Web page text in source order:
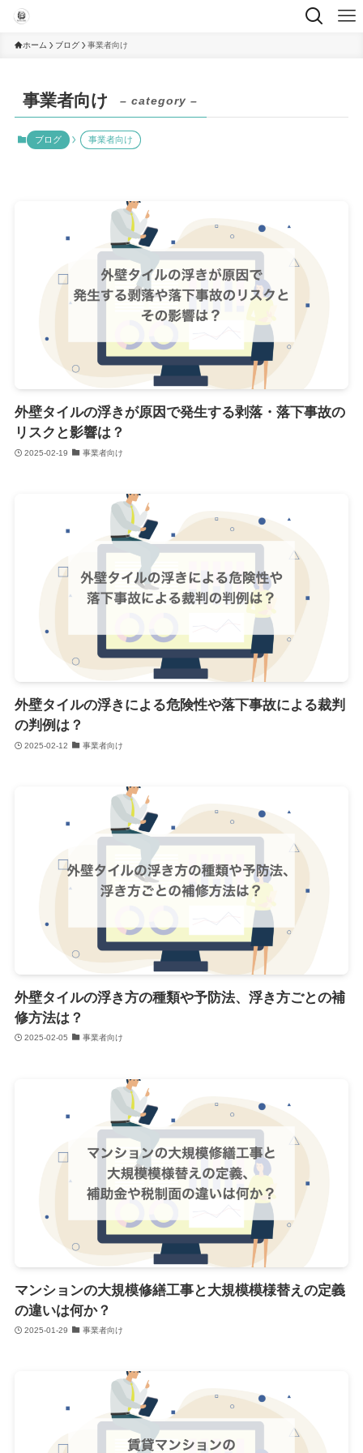
ホーム ブログ 事業者向け
事業者向け – category –
ブログ 事業者向け
外壁タイルの浮きが原因で発生する剥落・落下事故の
リスクと影響は？
2025-02-19 事業者向け
外壁タイルの浮きによる危険性や落下事故による裁判
の判例は？
2025-02-12 事業者向け
外壁タイルの浮き方の種類や予防法、浮き方ごとの補
修方法は？
2025-02-05 事業者向け
マンションの大規模修繕工事と大規模模様替えの定義
の違いは何か？
2025-01-29 事業者向け